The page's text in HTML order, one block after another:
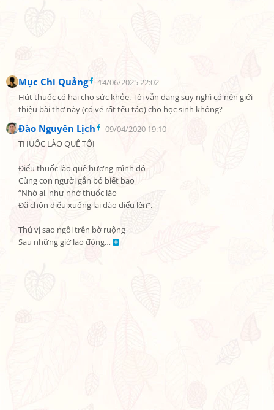
Mục Chí Quảng
14/06/2025 22:02
Hút thuốc có hại cho sức khỏe. Tôi vẫn đang suy nghĩ có nên giới
thiệu bài thơ này (có vẻ rất tếu táo) cho học sinh không?
Đào Nguyên Lịch
09/04/2020 19:10
THUỐC LÀO QUÊ TÔI
Điếu thuốc lào quê hương mình đó
Cùng con người gắn bó biết bao
“Nhớ ai, như nhớ thuốc lào
Đã chôn điếu xuống lại đào điếu lên”.
Thú vị sao ngồi trên bờ ruộng
Sau những giờ lao động…